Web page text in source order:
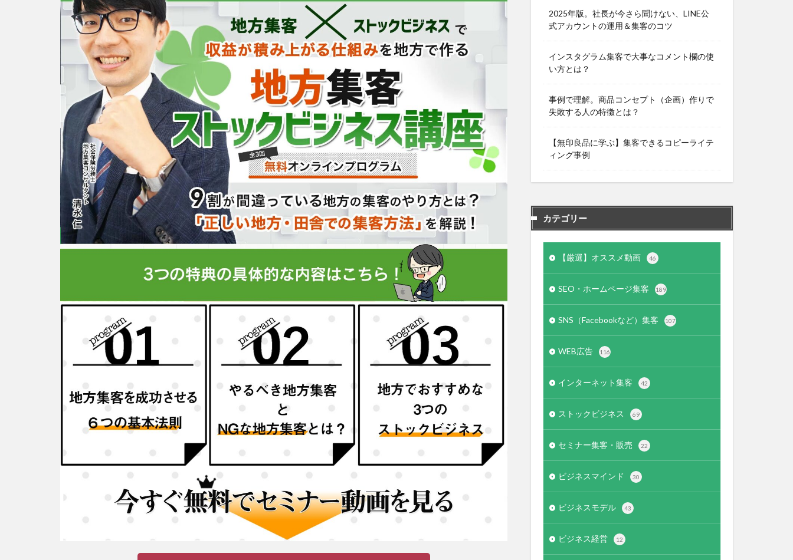
2025年版。社長が今さら聞けない、LINE公
式アカウントの運用＆集客のコツ
インスタグラム集客で大事なコメント欄の使
い方とは？
事例で理解。商品コンセプト（企画）作りで
失敗する人の特徴とは？
【無印良品に学ぶ】集客できるコピーライテ
ィング事例
カテゴリー
【厳選】オススメ動画 46
SEO・ホームページ集客 189
SNS（Facebookなど）集客 107
WEB広告 116
インターネット集客 42
ストックビジネス 69
セミナー集客・販売 22
ビジネスマインド 30
ビジネスモデル 43
ビジネス経営 12